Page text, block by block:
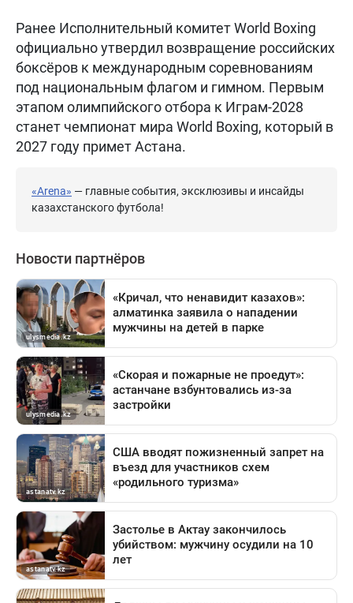
Ранее Исполнительный комитет World Boxing
официально утвердил возвращение российских
боксёров к международным соревнованиям
под национальным флагом и гимном. Первым
этапом олимпийского отбора к Играм-2028
станет чемпионат мира World Boxing, который в
2027 году примет Астана.
«Arena» — главные события, эксклюзивы и инсайды
казахстанского футбола!